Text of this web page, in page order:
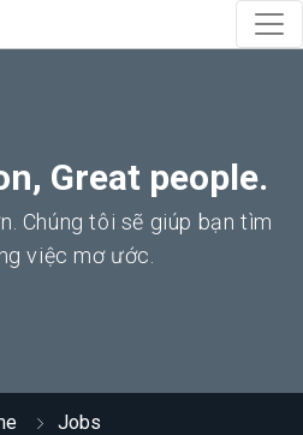
Great people.
Chúng tôi sẽ giúp bạn tìm
việc mơ ước.
Jobs